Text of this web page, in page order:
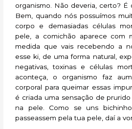
organismo. Não deveria, certo? É
Bem, quando nós possuímos
corpo e demasiadas células
pele, a comichão aparece com
medida que vais recebendo a
esse ki, de uma forma natural,
negativas, toxinas e células
aconteça, o organismo faz
corporal para queimar essas
é criada uma sensação de
na pele. Como se uns
passeassem pela tua pele, daí a